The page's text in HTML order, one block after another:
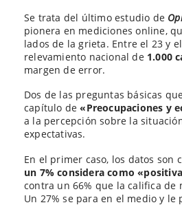
Se trata del último estudio de
pionera en mediciones online,
lados de la grieta. Entre el 23 y
relevamiento nacional de1.000
margen de error.
Dos de las preguntas básicas
capítulo de«Preocupaciones y
a la percepción sobre la
expectativas.
En el primer caso, los datos son
un 7% considera como
contra un 66% que la califica de
Un 27% se para en el medio y le